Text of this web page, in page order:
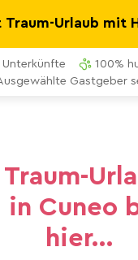
Traum-Urlaub mit
Unterkünfte
100%
Gastgeber
Traum-
in Cuneo
hier...